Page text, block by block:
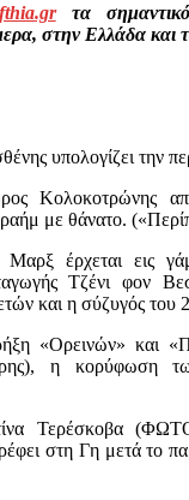
τα
στην Ελλάδα και
υπολογίζει την
με θάνατο.
έρχεται εις
Τζένι φον
και η σύζυγός του
«Ορεινών» και
η κορύφωση
Τερέσκοβα
στη Γη μετά το